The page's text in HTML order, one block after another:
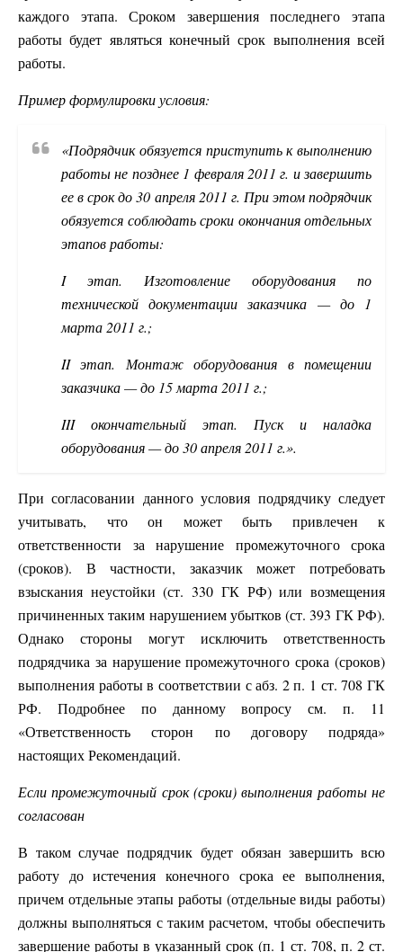
каждого этапа. Сроком завершения последнего этапа
работы будет являться конечный срок выполнения всей
работы.
Пример формулировки условия:
«Подрядчик обязуется приступить к выполнению
работы не позднее 1 февраля 2011 г. и завершить
ее в срок до 30 апреля 2011 г. При этом подрядчик
обязуется соблюдать сроки окончания отдельных
этапов работы:
I этап. Изготовление оборудования по
технической документации заказчика — до 1
марта 2011 г.;
II этап. Монтаж оборудования в помещении
заказчика — до 15 марта 2011 г.;
III окончательный этап. Пуск и наладка
оборудования — до 30 апреля 2011 г.».
При согласовании данного условия подрядчику следует
учитывать, что он может быть привлечен к
ответственности за нарушение промежуточного срока
(сроков). В частности, заказчик может потребовать
взыскания неустойки (ст. 330 ГК РФ) или возмещения
причиненных таким нарушением убытков (ст. 393 ГК РФ).
Однако стороны могут исключить ответственность
подрядчика за нарушение промежуточного срока (сроков)
выполнения работы в соответствии с абз. 2 п. 1 ст. 708 ГК
РФ. Подробнее по данному вопросу см. п. 11
«Ответственность сторон по договору подряда»
настоящих Рекомендаций.
Если промежуточный срок (сроки) выполнения работы не
согласован
В таком случае подрядчик будет обязан завершить всю
работу до истечения конечного срока ее выполнения,
причем отдельные этапы работы (отдельные виды работы)
должны выполняться с таким расчетом, чтобы обеспечить
завершение работы в указанный срок (п. 1 ст. 708, п. 2 ст.